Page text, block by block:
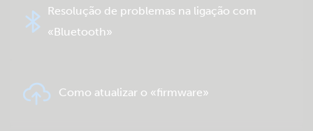
Resolução de problemas na ligação com
«Bluetooth»
Como atualizar o «firmware»